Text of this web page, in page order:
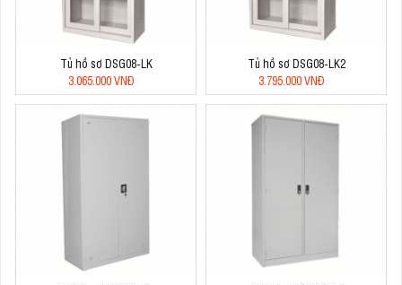
Tủ hồ sơ DSG08-LK
3.065.000 VNĐ
Tủ hồ sơ DSG08-LK2
3.795.000 VNĐ